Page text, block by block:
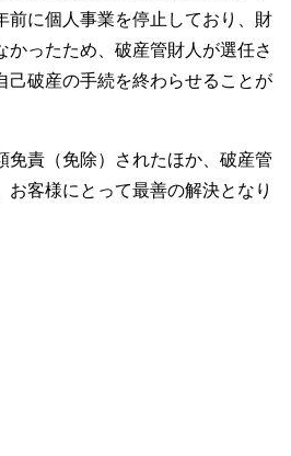
前に個人事業を停止しており、財
かったため、破産管財人が選任さ
己破産の手続を終わらせることが
免責（免除）されたほか、破産管
お客様にとって最善の解決となり